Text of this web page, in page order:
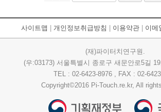
사이트맵 개인정보취급방침 이용약관 이메
(재)파이터치연구원.
(우:03173) 서울특별시 종로구 새문안로5길
TEL : 02-6423-8976 , FAX : 02-
Copyright©2016 Pi-Touch.re.kr, All